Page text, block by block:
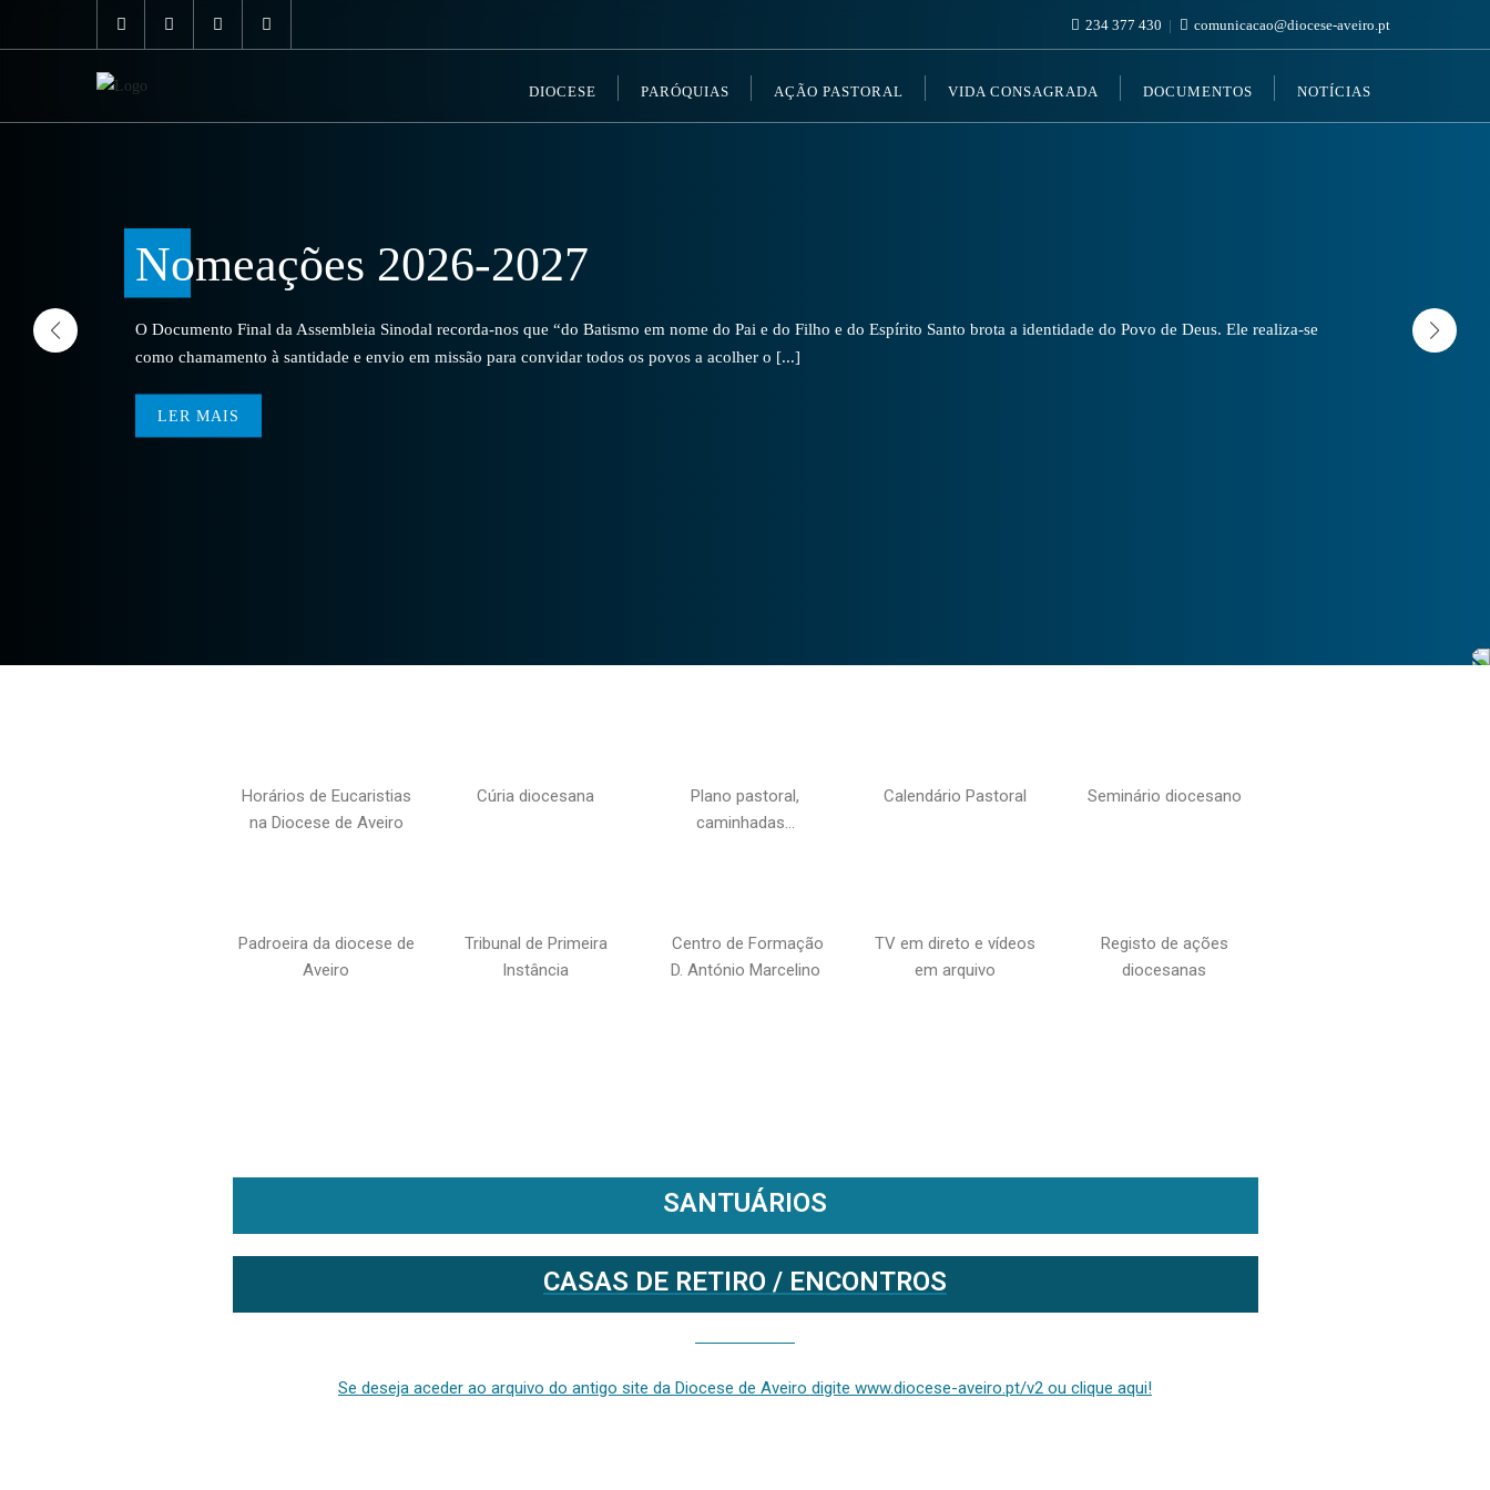
234 377 430 comunicacao@diocese-aveiro.pt
DIOCESE PARÓQUIAS AÇÃO PASTORAL VIDA CONSAGRADA DOCUMENTOS NOTÍCIAS
Nomeações 2026-2027
O Documento Final da Assembleia Sinodal recorda-nos que “do Batismo em nome do Pai e do Filho e do Espírito Santo brota a identidade do Povo de Deus. Ele realiza-se
como chamamento à santidade e envio em missão para convidar todos os povos a acolher o [...]
LER MAIS
Horários de Eucaristias
na Diocese de Aveiro
Cúria diocesana
Plano pastoral,
caminhadas…
Calendário Pastoral Seminário diocesano
Padroeira da diocese de
Aveiro
Tribunal de Primeira
Instância
Centro de Formação
D. António Marcelino
TV em direto e vídeos
em arquivo
Registo de ações
diocesanas
SANTUÁRIOS
CASAS DE RETIRO / ENCONTROS
Se deseja aceder ao arquivo do antigo site da Diocese de Aveiro digite www.diocese-aveiro.pt/v2 ou clique aqui!